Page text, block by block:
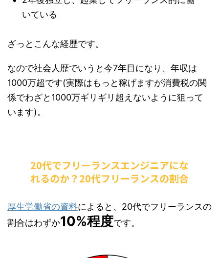
いている
ざっとこんな経歴です。
なので社会人歴でいうと今7年目になり、年収は
1000万超です(実際はもっと稼げますが消費税の関
係でわざと1000万ギリギリ超えないように狙って
います)。
20代でフリーランスエンジニアにな
れるのか？20代フリーランスの割合
厚生労働省の資料によると、20代でフリーランスの
割合はわずか10%程度です。